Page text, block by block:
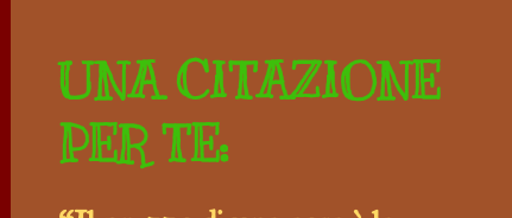
UNA CITAZIONE
PER TE: